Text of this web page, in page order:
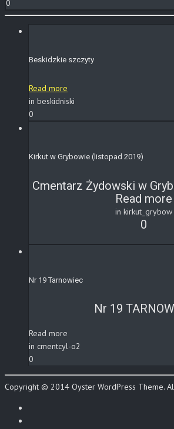
0
Beskidzkie szczyty
Read more
in beskidniski
0
Kirkut w Grybowie (listopad 2019)
Cmentarz Żydowski w
Read more
in kirkut_grybow
0
Nr 19 Tarnowiec
Nr 19
Read more
in cmentcyl-o2
0
Copyright © 2014 Oyster WordPress Theme.